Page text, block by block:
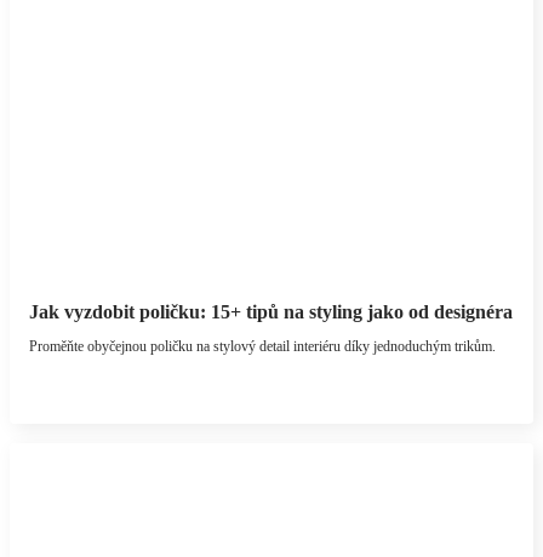
Jak vyzdobit poličku: 15+ tipů na styling jako od designéra
Proměňte obyčejnou poličku na stylový detail interiéru díky jednoduchým trikům.